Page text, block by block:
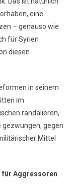
eine
– genauso wie
für Syrien
diesen
in seinem
im
randalieren,
gezwungen, gegen
Mittel
für Aggressoren